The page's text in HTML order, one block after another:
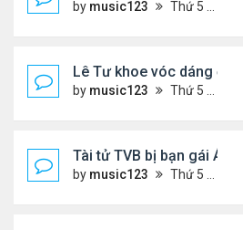
by music123 Thứ 5 Tháng 7 30, 2026 6:30 pm
Lê Tư khoe vóc dáng ở
by music123 Thứ 5 Tháng 7 30, 2026 6:23 pm
Tài tử TVB bị bạn gái Á
by music123 Thứ 5 Tháng 7 30, 2026 6:18 pm